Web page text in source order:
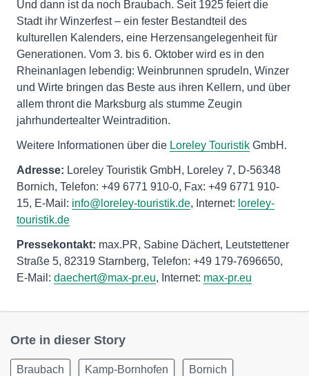
Und dann ist da noch Braubach. Seit 1925 feiert die
Stadt ihr Winzerfest – ein fester Bestandteil des
kulturellen Kalenders, eine Herzensangelegenheit für
Generationen. Vom 3. bis 6. Oktober wird es in den
Rheinanlagen lebendig: Weinbrunnen sprudeln, Winzer
und Wirte bringen das Beste aus ihren Kellern, und über
allem thront die Marksburg als stumme Zeugin
jahrhundertealter Weintradition.
Weitere Informationen über die Loreley Touristik GmbH.
Adresse: Loreley Touristik GmbH, Loreley 7, D-56348
Bornich, Telefon: +49 6771 910-0, Fax: +49 6771 910-
15, E-Mail: info@loreley-touristik.de, Internet: loreley-
touristik.de
Pressekontakt: max.PR, Sabine Dächert, Leutstettener
Straße 5, 82319 Starnberg, Telefon: +49 179-7696650,
E-Mail: daechert@max-pr.eu, Internet: max-pr.eu
Orte in dieser Story
Braubach Kamp-Bornhofen Bornich